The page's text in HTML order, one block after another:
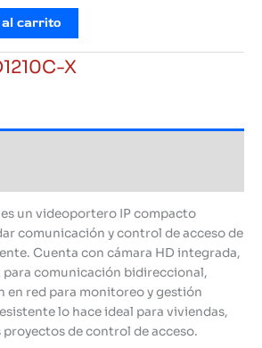
carrito
X
es un videoportero IP compacto
comunicación y control de acceso de
Cuenta con cámara HD integrada,
comunicación bidireccional,
en red para monitoreo y gestión
lo hace ideal para viviendas,
de control de acceso.